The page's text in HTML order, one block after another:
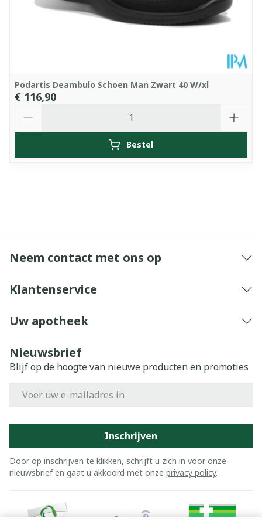
Podartis Deambulo Schoen Man Zwart 40 W/xl
€ 116,90
Bestel
Neem contact met ons op
Klantenservice
Uw apotheek
Nieuwsbrief
Blijf op de hoogte van nieuwe producten en promoties
Inschrijven
Door op inschrijven te klikken, schrijft u zich in voor onze
nieuwsbrief en gaat u akkoord met onze privacy policy.